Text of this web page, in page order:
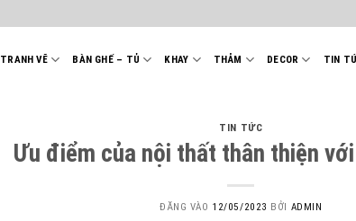
TRANH VẼ BÀN GHẾ – TỦ KHAY THẢM DECOR TIN
TIN TỨC
Ưu điểm của nội thất thân thiện
ĐĂNG VÀO 12/05/2023 BỞI ADMIN